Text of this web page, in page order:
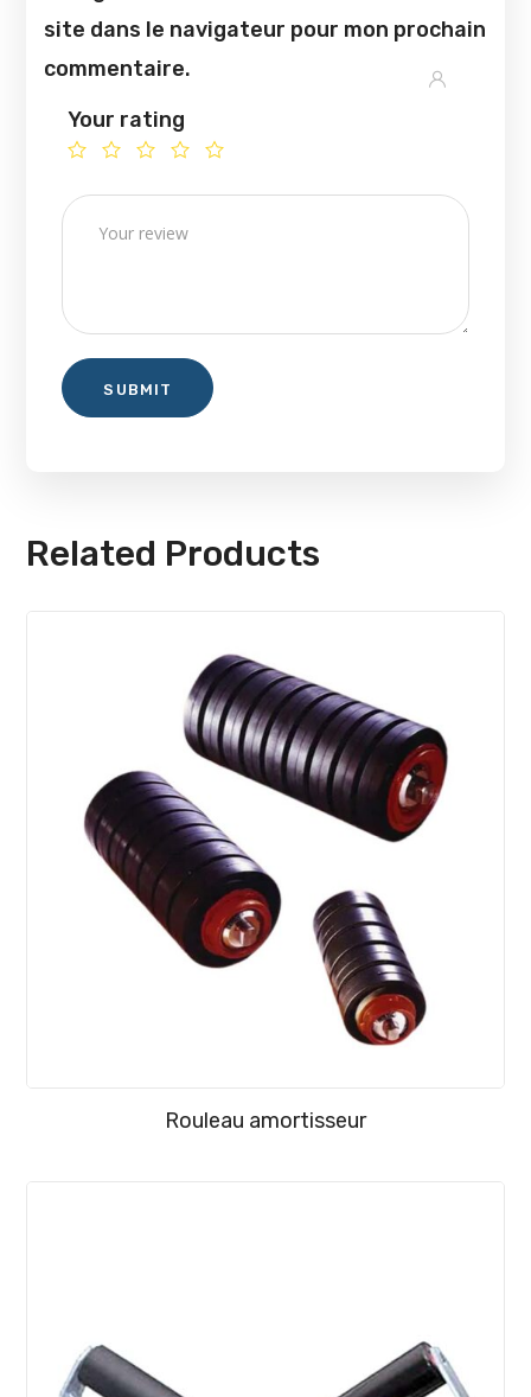
site dans le navigateur pour mon prochain
commentaire.
Your rating
Related Products
Rouleau amortisseur